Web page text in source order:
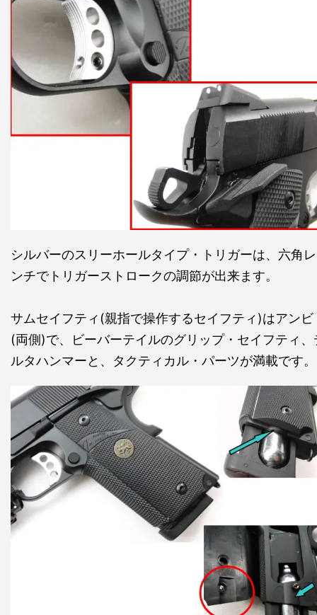
シルバーのスリーホールタイプ・トリガーは、六角レ
ンチでトリガーストロークの調節が出来ます。
サムセイフティ(親指で操作するセイフティ)はアンビ
(両側)で、ビーバーテイルのグリップ・セイフティ、
ルタハンマーと、タクティカル・パーツが満載です。